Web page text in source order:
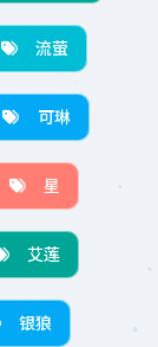
流萤
可琳
星
艾莲
银狼